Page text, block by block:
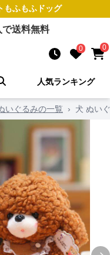
もふもふドッグ
送料無料
0 0
人気ランキング
いぐるみの一覧 › 犬 ぬい